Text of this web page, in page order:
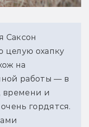
Саксон
целую охапку
на
работы — в
времени и
гордятся.